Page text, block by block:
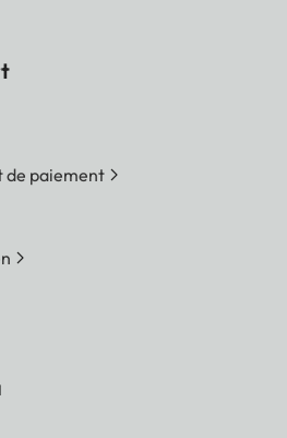
de paiement